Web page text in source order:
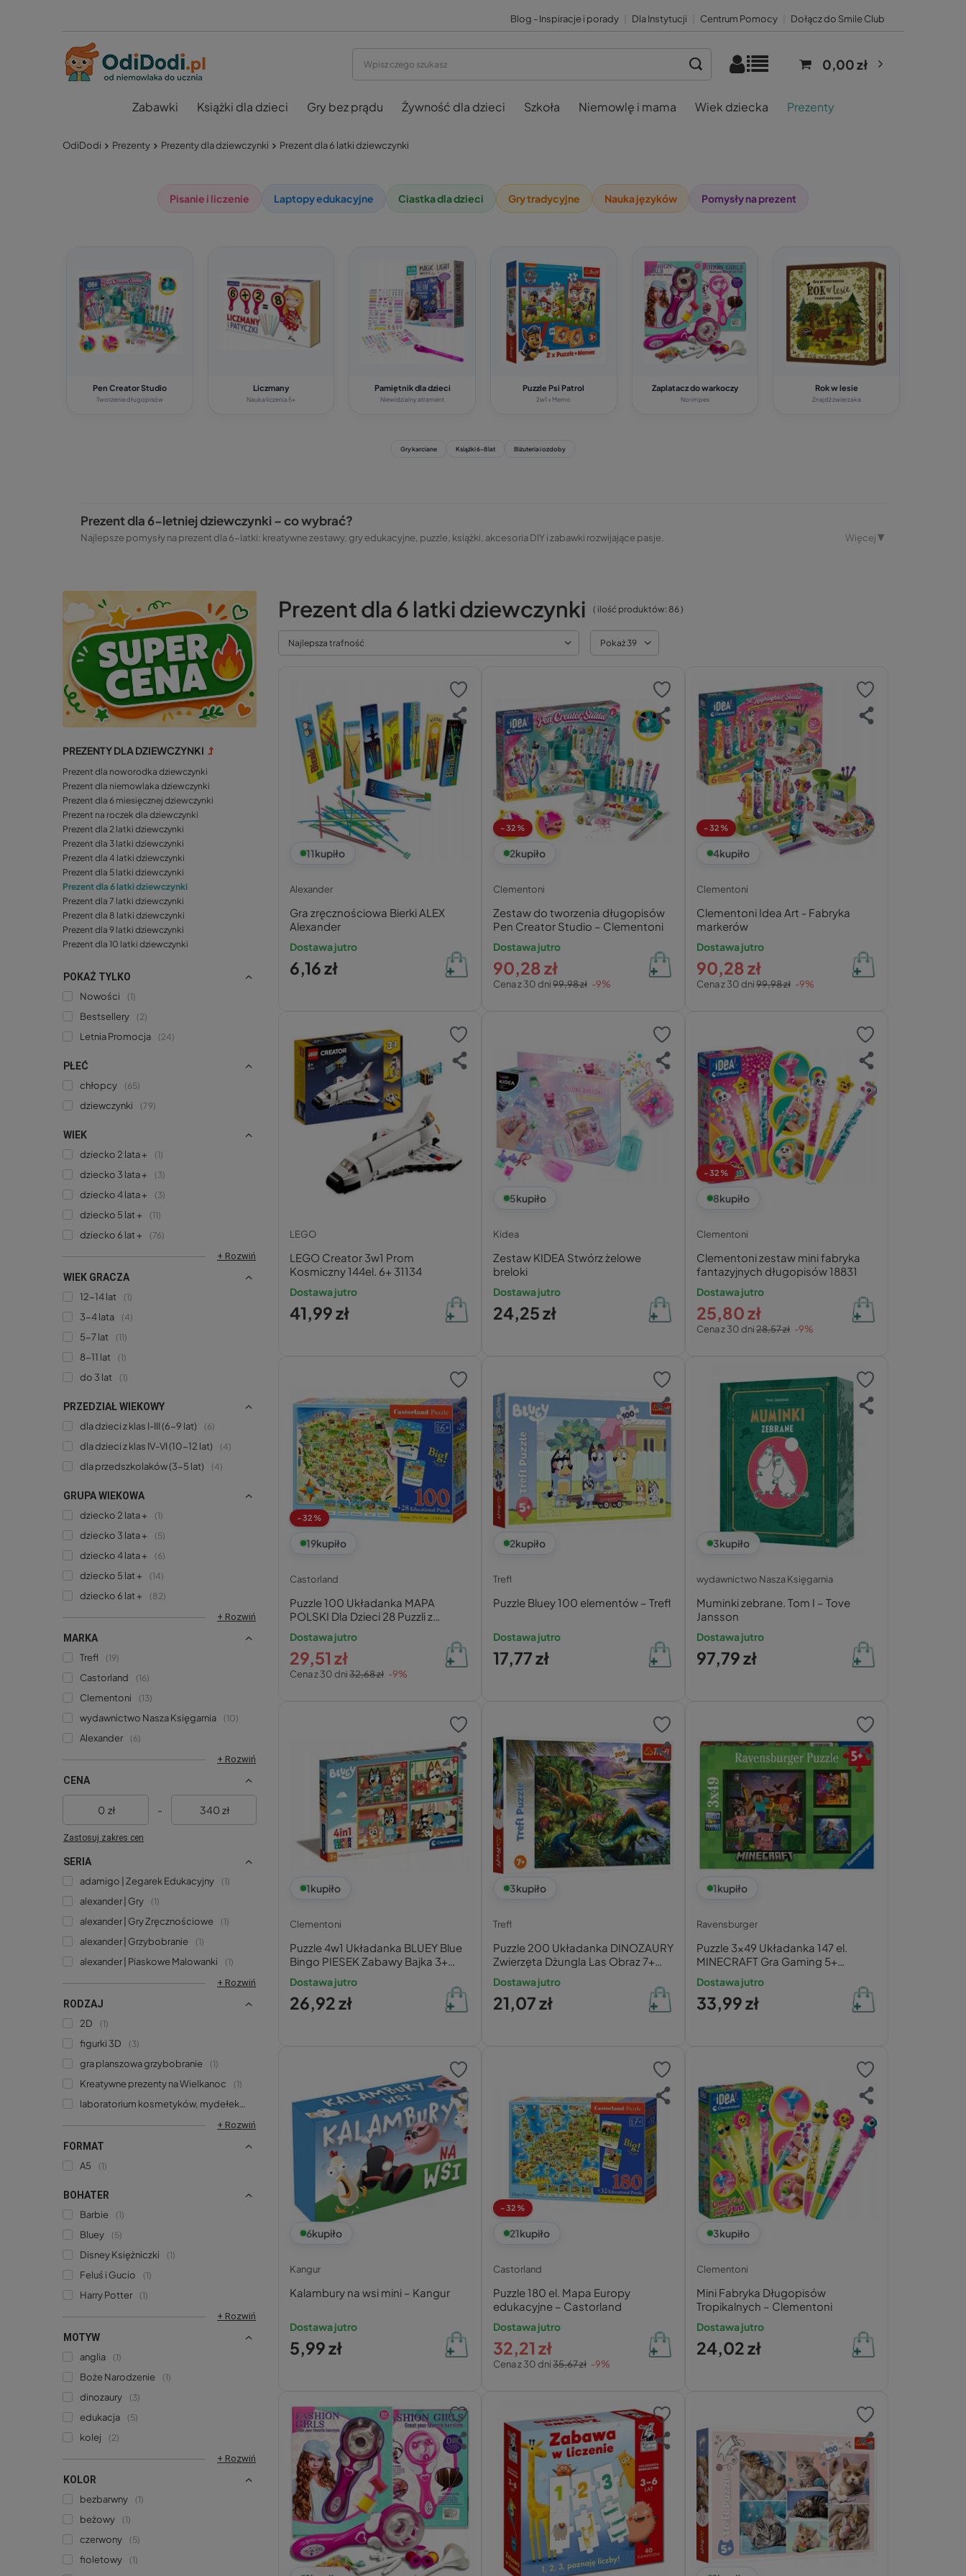
Blog - Inspiracje i porady Dla Instytucji Centrum Pomocy Dołącz do Smile Club
0,00 zł
Zabawki Książki dla dzieci Gry bez prądu Żywność dla dzieci Szkoła Niemowlę i mama Wiek dziecka Prezenty
OdiDodi Prezenty Prezenty dla dziewczynki Prezent dla 6 latki dziewczynki
Pisanie i liczenie Laptopy edukacyjne Ciastka dla dzieci Gry tradycyjne Nauka języków Pomysły na prezent
Pen Creator Studio
Tworzenie długopisów
Liczmany
Nauka liczenia 5+
Pamiętnik dla dzieci
Niewidzialny atrament
Puzzle Psi Patrol
2w1 + Memo
Zaplatacz do warkoczy
Norimpex
Rok w lesie
Znajdź zwierzaka
Gry karciane Książki 6-8 lat Biżuteria i ozdoby
Prezent dla 6-letniej dziewczynki – co wybrać?
Najlepsze pomysły na prezent dla 6-latki: kreatywne zestawy, gry edukacyjne, puzzle, książki, akcesoria DIY i zabawki rozwijające pasje. Więcej ▼
PREZENTY DLA DZIEWCZYNKI
Prezent dla noworodka dziewczynki
Prezent dla niemowlaka dziewczynki
Prezent dla 6 miesięcznej dziewczynki
Prezent na roczek dla dziewczynki
Prezent dla 2 latki dziewczynki
Prezent dla 3 latki dziewczynki
Prezent dla 4 latki dziewczynki
Prezent dla 5 latki dziewczynki
Prezent dla 6 latki dziewczynki
Prezent dla 7 latki dziewczynki
Prezent dla 8 latki dziewczynki
Prezent dla 9 latki dziewczynki
Prezent dla 10 latki dziewczynki
POKAŻ TYLKO
Nowości
1
Bestsellery 2
Letnia Promocja 24
PŁEĆ
chłopcy
65
dziewczynki 79
WIEK
dziecko 2 lata +
1
dziecko 3 lata + 3
dziecko 4 lata + 3
dziecko 5 lat + 11
dziecko 6 lat +
76
+ Rozwiń
WIEK GRACZA
12-14 lat
1
3-4 lata 4
5-7 lat 11
8-11 lat 1
do 3 lat 1
PRZEDZIAŁ WIEKOWY
dla dzieci z klas I-III (6-9 lat)
6
dla dzieci z klas IV-VI (10-12 lat) 4
dla przedszkolaków (3-5 lat) 4
GRUPA WIEKOWA
dziecko 2 lata +
1
dziecko 3 lata + 5
dziecko 4 lata + 6
dziecko 5 lat + 14
dziecko 6 lat +
82
+ Rozwiń
MARKA
Trefl
19
Castorland 16
Clementoni 13
wydawnictwo Nasza Księgarnia 10
Alexander
6
+ Rozwiń
CENA
zł - zł
Zastosuj zakres cen
SERIA
adamigo | Zegarek Edukacyjny
1
alexander | Gry 1
alexander | Gry Zręcznościowe 1
alexander | Grzybobranie 1
alexander | Piaskowe Malowanki
1
+ Rozwiń
RODZAJ
2D
1
figurki 3D 3
gra planszowa grzybobranie 1
Kreatywne prezenty na Wielkanoc 1
laboratorium kosmetyków, mydełek
+ Rozwiń
FORMAT
A5
1
BOHATER
Barbie
1
Bluey 5
Disney Księżniczki 1
Feluś i Gucio 1
Harry Potter
1
+ Rozwiń
MOTYW
anglia
1
Boże Narodzenie 1
dinozaury 3
edukacja 5
kolej
2
+ Rozwiń
KOLOR
bezbarwny
1
beżowy 1
czerwony 5
fioletowy 1
Prezent dla 6 latki dziewczynki ( ilość produktów: 86)
Najlepsza trafność Pokaż 39
11kupiło
Alexander
Gra zręcznościowa Bierki ALEX
Alexander
Dostawa jutro
6,16 zł
-32%
2kupiło
Clementoni
Zestaw do tworzenia długopisów
Pen Creator Studio – Clementoni
Dostawa jutro
Cena z 30 dni99,98 zł -9%
90,28 zł
-32%
4kupiło
Clementoni
Clementoni Idea Art - Fabryka
markerów
Dostawa jutro
Cena z 30 dni99,98 zł -9%
90,28 zł
LEGO
LEGO Creator 3w1 Prom
Kosmiczny 144el. 6+ 31134
Dostawa jutro
41,99 zł
5kupiło
Kidea
Zestaw KIDEA Stwórz żelowe
breloki
Dostawa jutro
24,25 zł
-32%
8kupiło
Clementoni
Clementoni zestaw mini fabryka
fantazyjnych długopisów 18831
Dostawa jutro
Cena z 30 dni28,57 zł -9%
25,80 zł
-32%
19kupiło
Castorland
Puzzle 100 Układanka MAPA
POLSKI Dla Dzieci 28 Puzzli z
Miastami 6+ Castor
Dostawa jutro
Cena z 30 dni32,68 zł -9%
29,51 zł
2kupiło
Trefl
Puzzle Bluey 100 elementów – Trefl
Dostawa jutro
17,77 zł
3kupiło
wydawnictwo Nasza Księgarnia
Muminki zebrane. Tom I – Tove
Jansson
Dostawa jutro
97,79 zł
1kupiło
Clementoni
Puzzle 4w1 Układanka BLUEY Blue
Bingo PIESEK Zabawy Bajka 3+
Clementoni
Dostawa jutro
26,92 zł
3kupiło
Trefl
Puzzle 200 Układanka DINOZAURY
Zwierzęta Dżungla Las Obraz 7+
Trefl
Dostawa jutro
21,07 zł
1kupiło
Ravensburger
Puzzle 3x49 Układanka 147 el.
MINECRAFT Gra Gaming 5+
Ravensburger
Dostawa jutro
33,99 zł
6kupiło
Kangur
Kalambury na wsi mini – Kangur
Dostawa jutro
5,99 zł
-32%
21kupiło
Castorland
Puzzle 180 el. Mapa Europy
edukacyjne – Castorland
Dostawa jutro
Cena z 30 dni35,67 zł -9%
32,21 zł
3kupiło
Clementoni
Mini Fabryka Długopisów
Tropikalnych – Clementoni
Dostawa jutro
24,02 zł